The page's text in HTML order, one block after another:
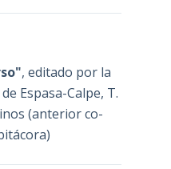
, editado por la
Espasa-Calpe, T.
(anterior co-